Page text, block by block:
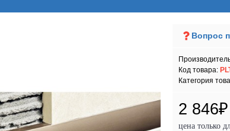
Вопрос
Код товара:
Категория
2 846₽
цена только